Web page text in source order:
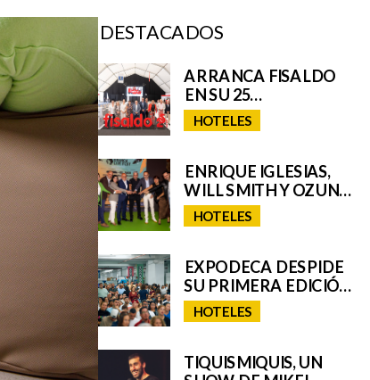
DESTACADOS
ARRANCA FISALDO
EN SU 25
ANIVERSARIO
HOTELES
ENRIQUE IGLESIAS,
WILL SMITH Y OZUNA,
ENTRE LOS GRANDES
NOMBRES DEL
2025, CON
SORPRESAS AÚN POR
DESVELAR
HOTELES
EXPODECA DESPIDE
SU PRIMERA EDICIÓN
CON UNA MASIVA
RESPUESTA DEL
HOTELES
TIQUISMIQUIS, UN